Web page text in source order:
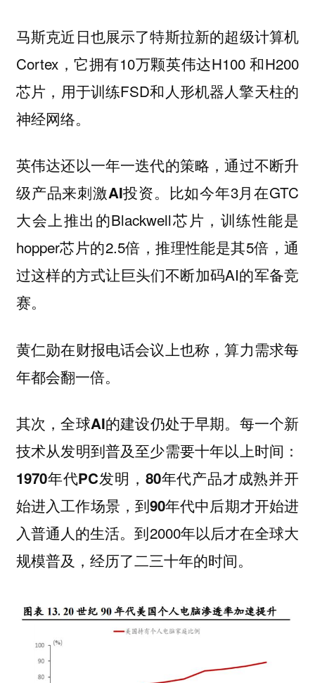
马斯克近日也展示了特斯拉新的超级计算机
Cortex，它拥有10万颗英伟达H100 和H200
芯片，用于训练FSD和人形机器人擎天柱的
神经网络。
英伟达还以一年一迭代的策略，通过不断升
级产品来刺激AI投资。 比如今年3月在GTC
大会上推出的Blackwell芯片，训练性能是
hopper芯片的2.5倍，推理性能是其5倍，通
过这样的方式让巨头们不断加码AI的军备竞
赛。
黄仁勋在财报电话会议上也称，算力需求每
年都会翻一倍。
其次，全球AI的建设仍处于早期。 每一个新
技术从发明到普及至少需要十年以上时间：
1970年代PC发明，80年代产品才成熟并开
始进入工作场景，到90年代中后期才开始进
入普通人的生活。到2000年以后才在全球大
规模普及，经历了二三十年的时间。